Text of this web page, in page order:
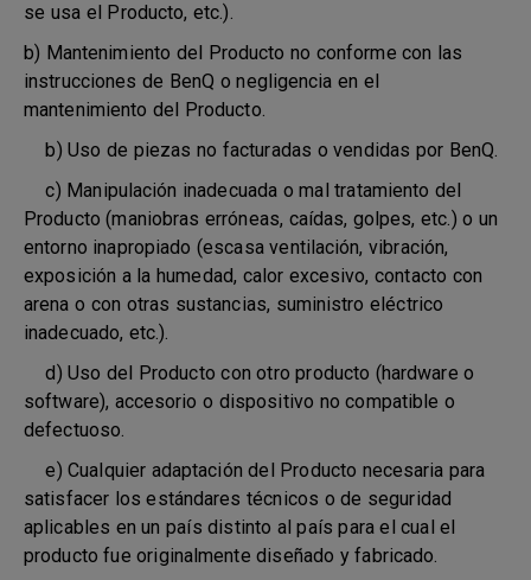
se usa el Producto, etc.).
b) Mantenimiento del Producto no conforme con las
instrucciones de BenQ o negligencia en el
mantenimiento del Producto.
b) Uso de piezas no facturadas o vendidas por BenQ.
c) Manipulación inadecuada o mal tratamiento del
Producto (maniobras erróneas, caídas, golpes, etc.) o un
entorno inapropiado (escasa ventilación, vibración,
exposición a la humedad, calor excesivo, contacto con
arena o con otras sustancias, suministro eléctrico
inadecuado, etc.).
d) Uso del Producto con otro producto (hardware o
software), accesorio o dispositivo no compatible o
defectuoso.
e) Cualquier adaptación del Producto necesaria para
satisfacer los estándares técnicos o de seguridad
aplicables en un país distinto al país para el cual el
producto fue originalmente diseñado y fabricado.